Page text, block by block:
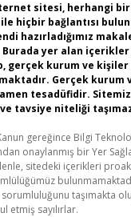
sitesi, herhangi
hiçbir bağlantısı
hazırladığımız
Burada yer alan
gerçek kurum ve kişiler
Gerçek
tesadüfidir.
tavsiye niteliği
gereğince Bilgi
onaylanmış bir Yer
sitedeki içerikleri
sorumluluğunu taşımakta
etmiş sayılırlar.